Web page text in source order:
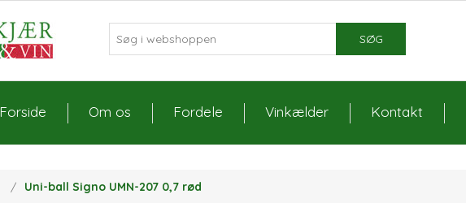
SØG
Forside Om os Fordele Vinkælder Kontakt
/ Uni-ball Signo UMN-207 0,7 rød